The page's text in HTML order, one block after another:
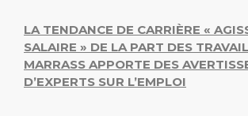
LA TENDANCE DE CARRIÈRE «
SALAIRE » DE LA PART DES
MARRASS APPORTE DES
D’EXPERTS SUR L’EMPLOI